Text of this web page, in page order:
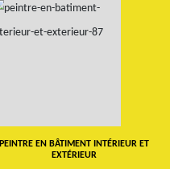
PEINTRE EN BÂTIMENT INTÉRIEUR ET
EXTÉRIEUR